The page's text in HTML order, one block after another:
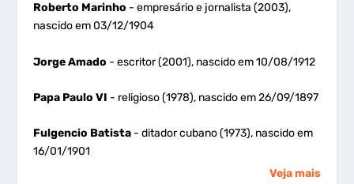
Roberto Marinho - empresário e jornalista (2003),
nascido em 03/12/1904
Jorge Amado - escritor (2001), nascido em 10/08/1912
Papa Paulo VI - religioso (1978), nascido em 26/09/1897
Fulgencio Batista - ditador cubano (1973), nascido em
16/01/1901
Veja mais